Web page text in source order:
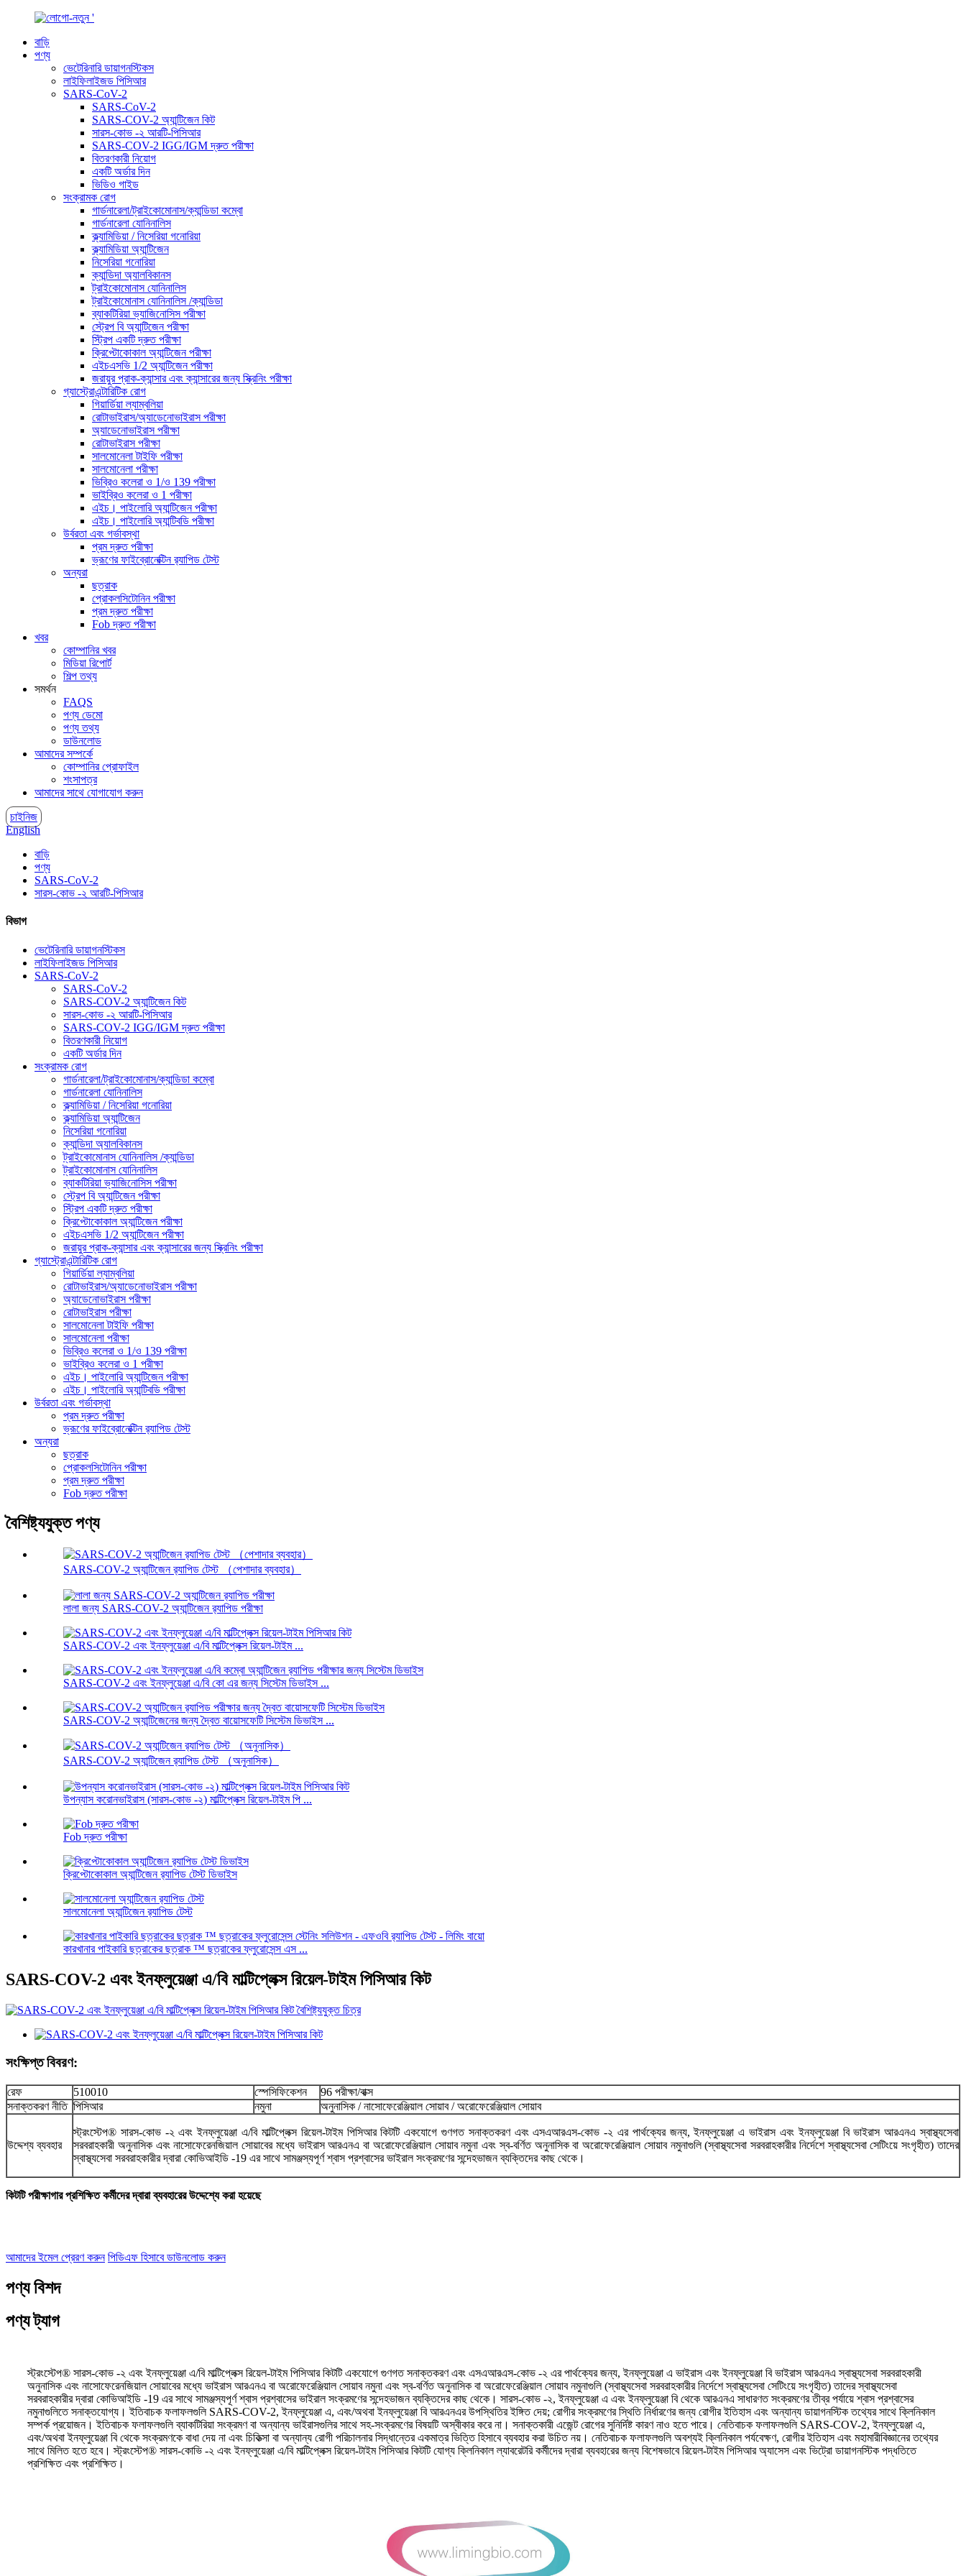
বাড়ি
পণ্য
ভেটেরিনারি ডায়াগনস্টিকস
লাইফিলাইজড পিসিআর
SARS-CoV-2
SARS-CoV-2
SARS-COV-2 অ্যান্টিজেন কিট
সারস-কোভ -২ আরটি-পিসিআর
SARS-COV-2 IGG/IGM দ্রুত পরীক্ষা
বিতরণকারী নিয়োগ
একটি অর্ডার দিন
ভিডিও গাইড
সংক্রামক রোগ
গার্ডনারেলা/ট্রাইকোমোনাস/ক্যান্ডিডা কম্বো
গার্ডনারেলা যোনিনালিস
ক্ল্যামিডিয়া / নিসেরিয়া গনোরিয়া
ক্ল্যামিডিয়া অ্যান্টিজেন
নিসেরিয়া গনোরিয়া
ক্যান্ডিদা অ্যালবিকানস
ট্রাইকোমোনাস যোনিনালিস
ট্রাইকোমোনাস যোনিনালিস /ক্যান্ডিডা
ব্যাকটিরিয়া ভ্যাজিনোসিস পরীক্ষা
স্ট্রেপ বি অ্যান্টিজেন পরীক্ষা
স্ট্রিপ একটি দ্রুত পরীক্ষা
ক্রিপ্টোকোকাল অ্যান্টিজেন পরীক্ষা
এইচএসভি 1/2 অ্যান্টিজেন পরীক্ষা
জরায়ুর প্রাক-ক্যান্সার এবং ক্যান্সারের জন্য স্ক্রিনিং পরীক্ষা
গ্যাস্ট্রোএন্টারিটিক রোগ
গিয়ার্ডিয়া ল্যাম্বলিয়া
রোটাভাইরাস/অ্যাডেনোভাইরাস পরীক্ষা
অ্যাডেনোভাইরাস পরীক্ষা
রোটাভাইরাস পরীক্ষা
সালমোনেলা টাইফি পরীক্ষা
সালমোনেলা পরীক্ষা
ভিব্রিও কলেরা ও 1/ও 139 পরীক্ষা
ভাইব্রিও কলেরা ও 1 পরীক্ষা
এইচ। পাইলোরি অ্যান্টিজেন পরীক্ষা
এইচ। পাইলোরি অ্যান্টিবডি পরীক্ষা
উর্বরতা এবং গর্ভাবস্থা
প্রম দ্রুত পরীক্ষা
ভ্রূণের ফাইব্রোনেক্টিন র‌্যাপিড টেস্ট
অন্যরা
ছত্রাক
প্রোকলসিটোনিন পরীক্ষা
প্রম দ্রুত পরীক্ষা
Fob দ্রুত পরীক্ষা
খবর
কোম্পানির খবর
মিডিয়া রিপোর্ট
শিল্প তথ্য
সমর্থন
FAQS
পণ্য ডেমো
পণ্য তথ্য
ডাউনলোড
আমাদের সম্পর্কে
কোম্পানির প্রোফাইল
শংসাপত্র
আমাদের সাথে যোগাযোগ করুন
চাইনিজ
English
বাড়ি
পণ্য
SARS-CoV-2
সারস-কোভ -২ আরটি-পিসিআর
বিভাগ
ভেটেরিনারি ডায়াগনস্টিকস
লাইফিলাইজড পিসিআর
SARS-CoV-2
SARS-CoV-2
SARS-COV-2 অ্যান্টিজেন কিট
সারস-কোভ -২ আরটি-পিসিআর
SARS-COV-2 IGG/IGM দ্রুত পরীক্ষা
বিতরণকারী নিয়োগ
একটি অর্ডার দিন
সংক্রামক রোগ
গার্ডনারেলা/ট্রাইকোমোনাস/ক্যান্ডিডা কম্বো
গার্ডনারেলা যোনিনালিস
ক্ল্যামিডিয়া / নিসেরিয়া গনোরিয়া
ক্ল্যামিডিয়া অ্যান্টিজেন
নিসেরিয়া গনোরিয়া
ক্যান্ডিদা অ্যালবিকানস
ট্রাইকোমোনাস যোনিনালিস /ক্যান্ডিডা
ট্রাইকোমোনাস যোনিনালিস
ব্যাকটিরিয়া ভ্যাজিনোসিস পরীক্ষা
স্ট্রেপ বি অ্যান্টিজেন পরীক্ষা
স্ট্রিপ একটি দ্রুত পরীক্ষা
ক্রিপ্টোকোকাল অ্যান্টিজেন পরীক্ষা
এইচএসভি 1/2 অ্যান্টিজেন পরীক্ষা
জরায়ুর প্রাক-ক্যান্সার এবং ক্যান্সারের জন্য স্ক্রিনিং পরীক্ষা
গ্যাস্ট্রোএন্টারিটিক রোগ
গিয়ার্ডিয়া ল্যাম্বলিয়া
রোটাভাইরাস/অ্যাডেনোভাইরাস পরীক্ষা
অ্যাডেনোভাইরাস পরীক্ষা
রোটাভাইরাস পরীক্ষা
সালমোনেলা টাইফি পরীক্ষা
সালমোনেলা পরীক্ষা
ভিব্রিও কলেরা ও 1/ও 139 পরীক্ষা
ভাইব্রিও কলেরা ও 1 পরীক্ষা
এইচ। পাইলোরি অ্যান্টিজেন পরীক্ষা
এইচ। পাইলোরি অ্যান্টিবডি পরীক্ষা
উর্বরতা এবং গর্ভাবস্থা
প্রম দ্রুত পরীক্ষা
ভ্রূণের ফাইব্রোনেক্টিন র‌্যাপিড টেস্ট
অন্যরা
ছত্রাক
প্রোকলসিটোনিন পরীক্ষা
প্রম দ্রুত পরীক্ষা
Fob দ্রুত পরীক্ষা
বৈশিষ্ট্যযুক্ত পণ্য
SARS-COV-2 অ্যান্টিজেন র‌্যাপিড টেস্ট （পেশাদার ব্যবহার）
লালা জন্য SARS-COV-2 অ্যান্টিজেন র‌্যাপিড পরীক্ষা
SARS-COV-2 এবং ইনফ্লুয়েঞ্জা এ/বি মাল্টিপ্লেক্স রিয়েল-টাইম ...
SARS-COV-2 এবং ইনফ্লুয়েঞ্জা এ/বি কো এর জন্য সিস্টেম ডিভাইস ...
SARS-COV-2 অ্যান্টিজেনের জন্য দ্বৈত বায়োসফেটি সিস্টেম ডিভাইস ...
SARS-COV-2 অ্যান্টিজেন র‌্যাপিড টেস্ট （অনুনাসিক）
উপন্যাস করোনভাইরাস (সারস-কোভ -২) মাল্টিপ্লেক্স রিয়েল-টাইম পি ...
Fob দ্রুত পরীক্ষা
ক্রিপ্টোকোকাল অ্যান্টিজেন র‌্যাপিড টেস্ট ডিভাইস
সালমোনেলা অ্যান্টিজেন র‌্যাপিড টেস্ট
কারখানার পাইকারি ছত্রাকের ছত্রাক ™ ছত্রাকের ফ্লুরোসেন্স এস ...
SARS-COV-2 এবং ইনফ্লুয়েঞ্জা এ/বি মাল্টিপ্লেক্স রিয়েল-টাইম পিসিআর কিট
সংক্ষিপ্ত বিবরণ:
রেফ 510010 স্পেসিফিকেশন
96 পরীক্ষা/বাক্স
সনাক্তকরণ নীতি পিসিআর নমুনা অনুনাসিক / নাসোফেরেঞ্জিয়াল সোয়াব / অরোফেরেঞ্জিয়াল সোয়াব
উদ্দেশ্য ব্যবহার
স্ট্রংস্টেপ® সারস-কোভ -২ এবং ইনফ্লুয়েঞ্জা এ/বি মাল্টিপ্লেক্স রিয়েল-টাইম পিসিআর কিটটি একযোগে গুণগত সনাক্তকরণ এবং এসএআরএস-কোভ -২ এর পার্থক্যের জন্য, ইনফ্লুয়েঞ্জা এ ভাইরাস এবং ইনফ্লুয়েঞ্জা বি ভাইরাস আরএনএ স্বাস্থ্যসেবা
সরবরাহকারী অনুনাসিক এবং নাসোফেরেনজিয়াল সোয়াবের মধ্যে ভাইরাস আরএনএ বা অরোফেরেঞ্জিয়াল সোয়াব নমুনা এবং স্ব-বর্ণিত অনুনাসিক বা অরোফেরেঞ্জিয়াল সোয়াব নমুনাগুলি (স্বাস্থ্যসেবা সরবরাহকারীর নির্দেশে স্বাস্থ্যসেবা সেটিংয়ে সংগৃহীত) তাদের
স্বাস্থ্যসেবা সরবরাহকারীর দ্বারা কোভিআইডি -19 এর সাথে সামঞ্জস্যপূর্ণ শ্বাস প্রশ্বাসের ভাইরাল সংক্রমণের সন্দেহভাজন ব্যক্তিদের কাছ থেকে।
কিটটি পরীক্ষাগার প্রশিক্ষিত কর্মীদের দ্বারা ব্যবহারের উদ্দেশ্যে করা হয়েছে
আমাদের ইমেল প্রেরণ করুন পিডিএফ হিসাবে ডাউনলোড করুন
পণ্য বিশদ
পণ্য ট্যাগ
স্ট্রংস্টেপ® সারস-কোভ -২ এবং ইনফ্লুয়েঞ্জা এ/বি মাল্টিপ্লেক্স রিয়েল-টাইম পিসিআর কিটটি একযোগে গুণগত সনাক্তকরণ এবং এসএআরএস-কোভ -২ এর পার্থক্যের জন্য, ইনফ্লুয়েঞ্জা এ ভাইরাস এবং ইনফ্লুয়েঞ্জা বি ভাইরাস আরএনএ স্বাস্থ্যসেবা সরবরাহকারী
অনুনাসিক এবং নাসোফেরেনজিয়াল সোয়াবের মধ্যে ভাইরাস আরএনএ বা অরোফেরেঞ্জিয়াল সোয়াব নমুনা এবং স্ব-বর্ণিত অনুনাসিক বা অরোফেরেঞ্জিয়াল সোয়াব নমুনাগুলি (স্বাস্থ্যসেবা সরবরাহকারীর নির্দেশে স্বাস্থ্যসেবা সেটিংয়ে সংগৃহীত) তাদের স্বাস্থ্যসেবা
সরবরাহকারীর দ্বারা কোভিআইডি -19 এর সাথে সামঞ্জস্যপূর্ণ শ্বাস প্রশ্বাসের ভাইরাল সংক্রমণের সন্দেহভাজন ব্যক্তিদের কাছ থেকে। সারস-কোভ -২, ইনফ্লুয়েঞ্জা এ এবং ইনফ্লুয়েঞ্জা বি থেকে আরএনএ সাধারণত সংক্রমণের তীব্র পর্যায়ে শ্বাস প্রশ্বাসের
নমুনাগুলিতে সনাক্তযোগ্য। ইতিবাচক ফলাফলগুলি SARS-COV-2, ইনফ্লুয়েঞ্জা এ, এবং/অথবা ইনফ্লুয়েঞ্জা বি আরএনএর উপস্থিতির ইঙ্গিত দেয়; রোগীর সংক্রমণের স্থিতি নির্ধারণের জন্য রোগীর ইতিহাস এবং অন্যান্য ডায়াগনস্টিক তথ্যের সাথে ক্লিনিকাল
সম্পর্ক প্রয়োজন। ইতিবাচক ফলাফলগুলি ব্যাকটিরিয়া সংক্রমণ বা অন্যান্য ভাইরাসগুলির সাথে সহ-সংক্রমণের বিষয়টি অস্বীকার করে না। সনাক্তকারী এজেন্ট রোগের সুনির্দিষ্ট কারণ নাও হতে পারে। নেতিবাচক ফলাফলগুলি SARS-COV-2, ইনফ্লুয়েঞ্জা এ,
এবং/অথবা ইনফ্লুয়েঞ্জা বি থেকে সংক্রমণকে বাধা দেয় না এবং চিকিত্সা বা অন্যান্য রোগী পরিচালনার সিদ্ধান্তের একমাত্র ভিত্তি হিসাবে ব্যবহার করা উচিত নয়। নেতিবাচক ফলাফলগুলি অবশ্যই ক্লিনিকাল পর্যবেক্ষণ, রোগীর ইতিহাস এবং মহামারীবিজ্ঞানের তথ্যের
সাথে মিলিত হতে হবে। স্ট্রংস্টেপ® সারস-কোভি -২ এবং ইনফ্লুয়েঞ্জা এ/বি মাল্টিপ্লেক্স রিয়েল-টাইম পিসিআর কিটটি যোগ্য ক্লিনিকাল ল্যাবরেটরি কর্মীদের দ্বারা ব্যবহারের জন্য বিশেষভাবে রিয়েল-টাইম পিসিআর অ্যাসেস এবং ভিট্রো ডায়াগনস্টিক পদ্ধতিতে
প্রশিক্ষিত এবং প্রশিক্ষিত।